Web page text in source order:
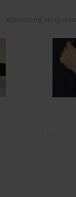
Afbeelding vergroten